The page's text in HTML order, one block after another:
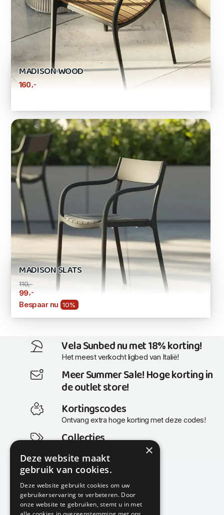
MADISON WOOD
160,-
MADISON SLATS
110,-
99,-
Bespaar nu 10%
Vela Sunbed nu met 18% korting!
Het meest verkocht ligbed van Italië!
Meer Summer Sale! Hoge korting in
de outlet store!
Kortingscodes
Ontvang extra hoge korting met deze codes!
Collecties
Actuele en populaire collecties
KMP Kantoormeubilair
Airport Business Park
×
Deze website maakt
gebruik van cookies.
Deze website gebruikt cookies om uw
gebruikerservaring te verbeteren. Door
onze website te gebruiken, stemt u in met